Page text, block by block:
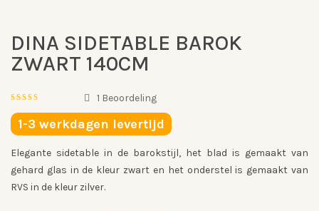
DINA SIDETABLE BAROK
ZWART 140CM
5
Gebaseerd
1
1 Beoordeling
1-3 werkdagen levertijd
Elegante sidetable in de barokstijl, het blad is gemaakt van
gehard glas in de kleur zwart en het onderstel is gemaakt van
RVS in de kleur zilver.